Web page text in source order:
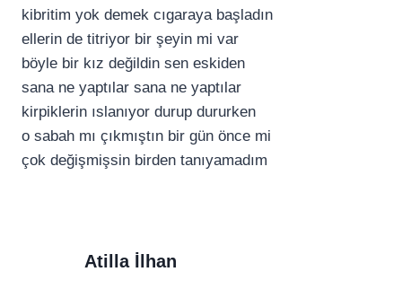
kibritim yok demek cıgaraya başladın
ellerin de titriyor bir şeyin mi var
böyle bir kız değildin sen eskiden
sana ne yaptılar sana ne yaptılar
kirpiklerin ıslanıyor durup dururken
o sabah mı çıkmıştın bir gün önce mi
çok değişmişsin birden tanıyamadım
Atilla İlhan